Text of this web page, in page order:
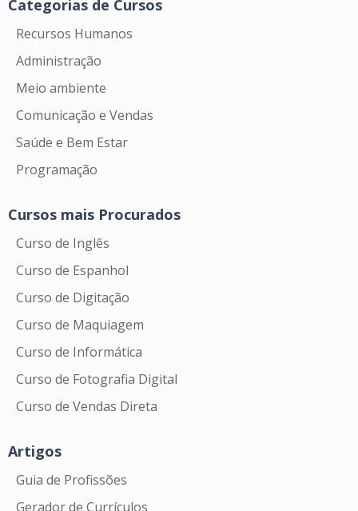
Categorias de Cursos
Recursos Humanos
Administração
Meio ambiente
Comunicação e Vendas
Saúde e Bem Estar
Programação
Cursos mais Procurados
Curso de Inglês
Curso de Espanhol
Curso de Digitação
Curso de Maquiagem
Curso de Informática
Curso de Fotografia Digital
Curso de Vendas Direta
Artigos
Guia de Profissões
Gerador de Currículos